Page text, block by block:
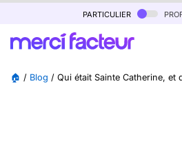
particulier
🏠 / Blog / Qui était Sainte Catherine,